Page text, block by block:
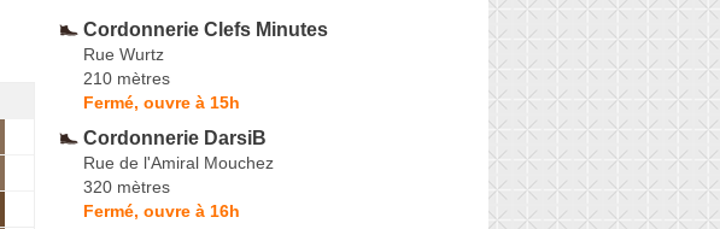
Cordonnerie Clefs Minutes
Rue Wurtz
210 mètres
Fermé, ouvre à 15h
Cordonnerie DarsiB
Rue de l'Amiral Mouchez
320 mètres
Fermé, ouvre à 16h